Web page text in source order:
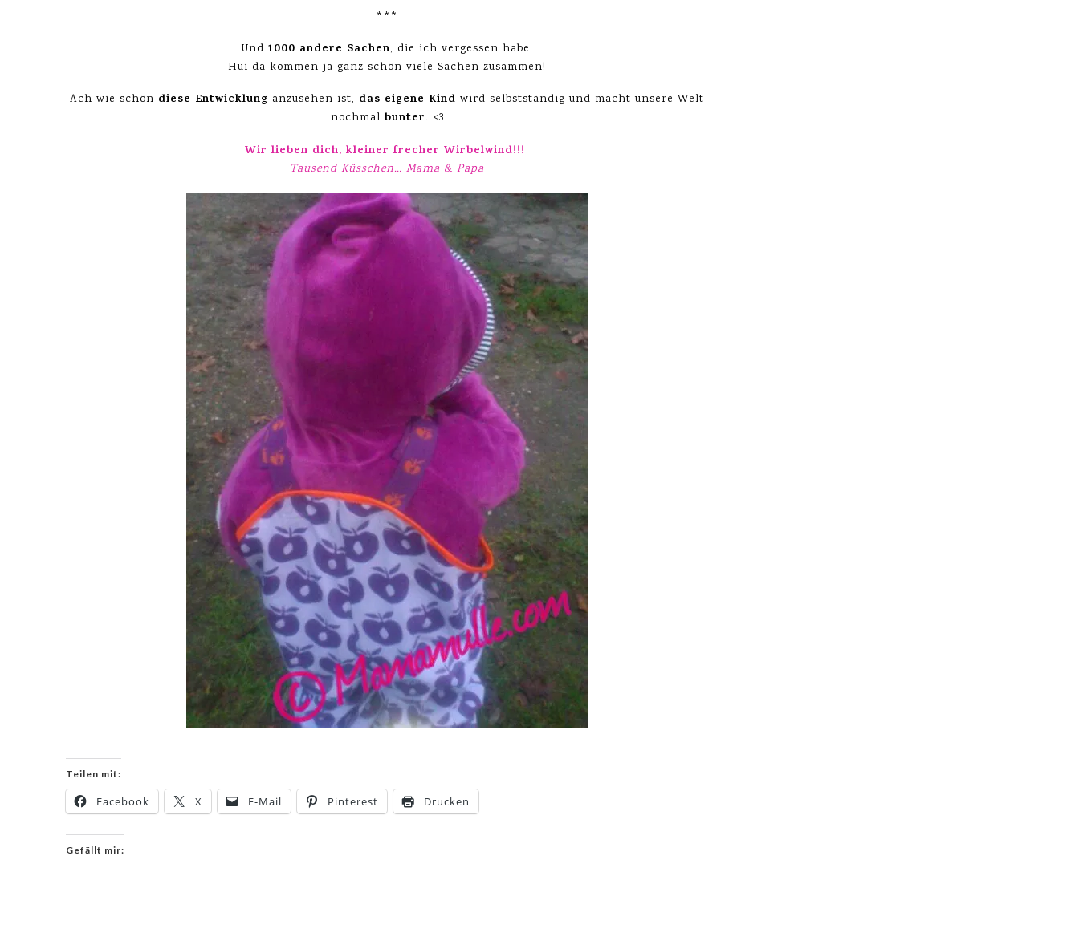
***
Und 1000 andere Sachen, die ich vergessen habe.
Hui da kommen ja ganz schön viele Sachen zusammen!
Ach wie schön diese Entwicklung anzusehen ist, das eigene Kind wird selbstständig und macht unsere Welt
nochmal bunter. <3
Wir lieben dich, kleiner frecher Wirbelwind!!!
Tausend Küsschen… Mama & Papa
Teilen mit:
Facebook X E-Mail Pinterest Drucken
Gefällt mir: